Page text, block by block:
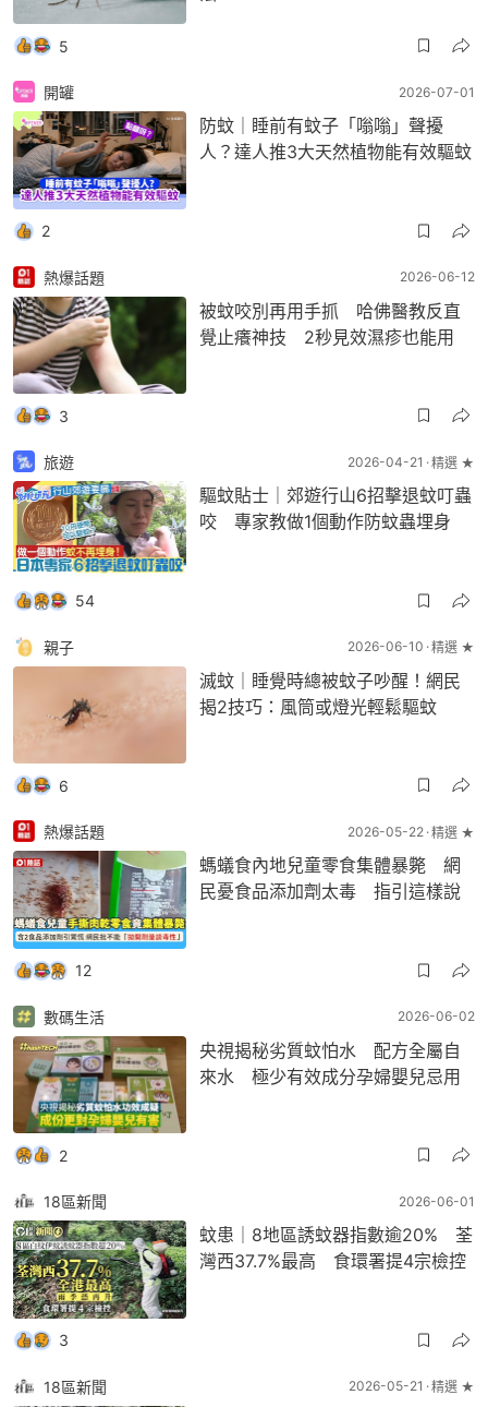
5
開罐 2026-07-01
防蚊｜睡前有蚊子「嗡嗡」聲擾
人？達人推3大天然植物能有效驅蚊
2
熱爆話題 2026-06-12
被蚊咬別再用手抓 哈佛醫教反直
覺止癢神技 2秒見效濕疹也能用
3
旅遊 2026-04-21 精選 ★
驅蚊貼士｜郊遊行山6招擊退蚊叮蟲
咬 專家教做1個動作防蚊蟲埋身
54
親子 2026-06-10 精選 ★
滅蚊｜睡覺時總被蚊子吵醒！網民
揭2技巧：風筒或燈光輕鬆驅蚊
6
熱爆話題 2026-05-22 精選 ★
螞蟻食內地兒童零食集體暴斃 網
民憂食品添加劑太毒 指引這樣說
12
數碼生活 2026-06-02
央視揭秘劣質蚊怕水 配方全屬自
來水 極少有效成分孕婦嬰兒忌用
2
18區新聞 2026-06-01
蚊患｜8地區誘蚊器指數逾20% 荃
灣西37.7%最高 食環署提4宗檢控
3
18區新聞 2026-05-21 精選 ★